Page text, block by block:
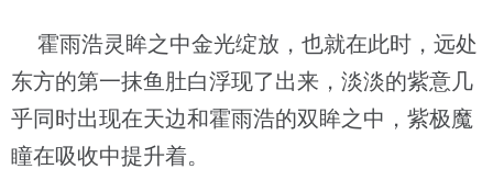
霍雨浩灵眸之中金光绽放，也就在此时，远处
东方的第一抹鱼肚白浮现了出来，淡淡的紫意几
乎同时出现在天边和霍雨浩的双眸之中，紫极魔
瞳在吸收中提升着。